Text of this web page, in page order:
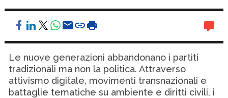
Le nuove generazioni abbandonano i partiti
tradizionali ma non la politica. Attraverso
attivismo digitale, movimenti transnazionali e
battaglie tematiche su ambiente e diritti civili, i